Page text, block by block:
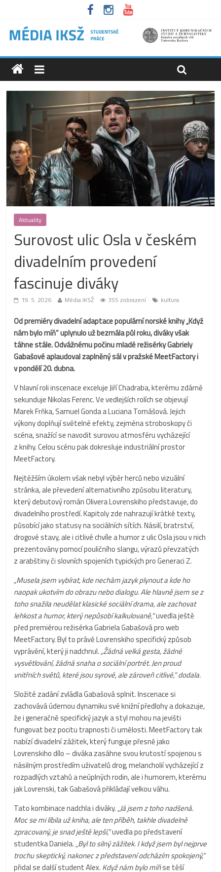
Aktuality
Surovost ulic Osla v českém
divadelním provedení
fascinuje diváky
19. 5. 2026 Média IKSŽ 355 zobrazení kultura
Od premiéry divadelní adaptace populární norské knihy „Když
nám bylo míň“ uplynulo už bezmála půl roku, diváky však
táhne stále. Odvážnému počinu mladé režisérky Gabriely
Gabašové aplaudoval zaplněný sál v pražské MeetFactory i
v pondělí 20. dubna.
V hlavní roli inscenace exceluje Jiří Chadraba, kterému zdárně
sekunduje Nikolas Ferenc. Ve vedlejších rolích se objevují
Marek Frňka, Samuel Gonda a Luciana Tomášová. Jejich
výkony doplňují světelné efekty, zejména stroboskopy či
scéna, snažící se navodit surovou atmosféru vycházející
z knihy. Celou scénu pak dokresluje industriální prostor
MeetFactory.
Nejtěžším úkolem však nebyl výběr herců nebo vizuální
stránka, ale převedení alternativního způsobu literatury,
který debutový román Olivera Lovrenskiho představuje, do
divadelního prostředí. Kapitoly zde nahrazují krátké texty,
působící jako statusy na sociálních sítích. Násilí, bratrství,
drogové stavy, ale i citlivé chvíle a humor z ulic Osla jsou v nich
prezentovány pomocí pouličního slangu, výrazů převzatých
z arabštiny či slovních spojeních typických pro Generaci Z.
„Musela jsem vybírat, kde nechám jazyk plynout a kde ho
naopak ukotvím do obrazu nebo dialogu. Ale hlavně jsem se z
toho snažila neudělat klasické sociální drama, ale zachovat
lehkost a humor, který nepůsobí kalkulovaně,“uvedla ještě
před premiérou režisérka Gabriela Gabašová pro web
MeetFactory. Byl to právě Lovrenskiho specifický způsob
vyprávění, který ji nadchnul.„Žádná velká gesta, žádné
vysvětlování, žádná snaha o sociální portrét. Jen proud
vnitřních světů, které jsou syrové, ale zároveň citlivé,” dodala.
Složité zadání zvládla Gabašová splnit. Inscenace si
zachovává údernou dynamiku své knižní předlohy a dokazuje,
že i generačně specifický jazyk a styl mohou na jevišti
fungovat bez pocitu trapnosti či umělosti. MeetFactory tak
nabízí divadelní zážitek, který funguje přesně jako
Lovrenskiho dílo – diváka zasáhne svou krutostí spojenou s
násilným prostředím uživatelů drog, melancholií vycházející z
rozpadlých vztahů a neúplných rodin, ale i humorem, kterému
jak Lovrenski, tak Gabašová přikládají velkou váhu.
Tato kombinace nadchla i diváky. „Já jsem z toho nadšená.
Moc se mi líbila už kniha, ale ten příběh, takhle divadelně
zpracovaný, je snad ještě lepší,“uvedla po představení
studentka Daniela. „Byl to silný zážitek. I když jsem byl nejprve
trochu skeptický, nakonec z představení odcházím spokojený,“
přidal se další student Alex. Když nám bylo míňse těší